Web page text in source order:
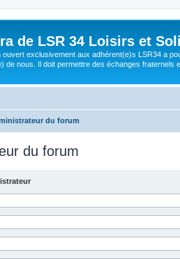
de LSR 34 Loisirs et
ouvert exclusivement aux adhérent(e)s LSR34 a
de nous. Il doit permettre des échanges fraternels
du forum
du forum